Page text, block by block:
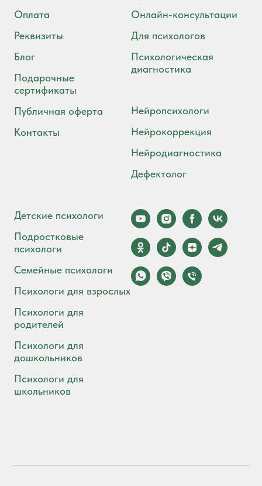
Оплата
Реквизиты
Блог
Подарочные
сертификаты
Публичная оферта
Контакты
Онлайн-консультации
Для психологов
Психологическая
диагностика
Нейропсихологи
Нейрокоррекция
Нейродиагностика
Дефектолог
Детские психологи
Подростковые
психологи
Семейные психологи
Психологи для взрослых
Психологи для
родителей
Психологи для
дошкольников
Психологи для
школьников